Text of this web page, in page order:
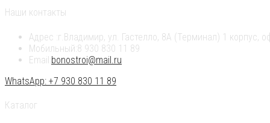
Наши контакты
Адрес : г.Владимир, ул. Гастелло, 8А (Терминал) 1 корпус,
Мобильный: 8 930 830 11 89
Email: bonostroi@mail.ru
WhatsApp: +7 930 830 11 89
Каталог